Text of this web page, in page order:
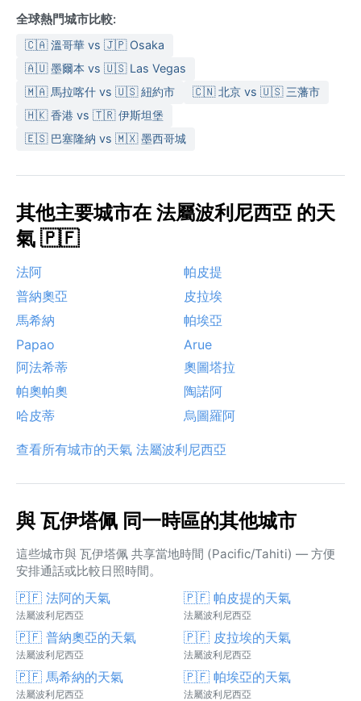
全球熱門城市比較:
🇨🇦 溫哥華 vs 🇯🇵 Osaka
🇦🇺 墨爾本 vs 🇺🇸 Las Vegas
🇲🇦 馬拉喀什 vs 🇺🇸 紐約市
🇨🇳 北京 vs 🇺🇸 三藩市
🇭🇰 香港 vs 🇹🇷 伊斯坦堡
🇪🇸 巴塞隆納 vs 🇲🇽 墨西哥城
其他主要城市在 法屬波利尼西亞 的天
氣 🇵🇫
法阿
帕皮提
普納奧亞
皮拉埃
馬希納
帕埃亞
Papao
Arue
阿法希蒂
奧圖塔拉
帕奧帕奧
陶諾阿
哈皮蒂
烏圖羅阿
查看所有城市的天氣 法屬波利尼西亞
與 瓦伊塔佩 同一時區的其他城市
這些城市與 瓦伊塔佩 共享當地時間 (Pacific/Tahiti) — 方便
安排通話或比較日照時間。
🇵🇫 法阿的天氣
法屬波利尼西亞
🇵🇫 帕皮提的天氣
法屬波利尼西亞
🇵🇫 普納奧亞的天氣
法屬波利尼西亞
🇵🇫 皮拉埃的天氣
法屬波利尼西亞
🇵🇫 馬希納的天氣
法屬波利尼西亞
🇵🇫 帕埃亞的天氣
法屬波利尼西亞